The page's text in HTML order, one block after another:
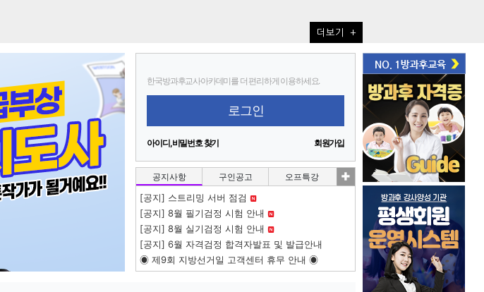
더보기 +
한국방과후교사아카데미를 더 편리하게 이용하세요.
로그인
아이디,비밀번호 찾기 회원가입
공지사항 구인공고 오프특강
[공지] 스트리밍 서버 점검
[공지] 8월 필기검정 시험 안내
[공지] 8월 실기검정 시험 안내
[공지] 6월 자격검정 합격자발표 및 발급안내
◉ 제9회 지방선거일 고객센터 휴무 안내 ◉